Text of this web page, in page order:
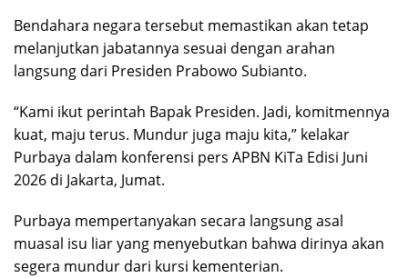
Bendahara negara tersebut memastikan akan tetap
melanjutkan jabatannya sesuai dengan arahan
langsung dari Presiden Prabowo Subianto.
“Kami ikut perintah Bapak Presiden. Jadi, komitmennya
kuat, maju terus. Mundur juga maju kita,” kelakar
Purbaya dalam konferensi pers APBN KiTa Edisi Juni
2026 di Jakarta, Jumat.
Purbaya mempertanyakan secara langsung asal
muasal isu liar yang menyebutkan bahwa dirinya akan
segera mundur dari kursi kementerian.